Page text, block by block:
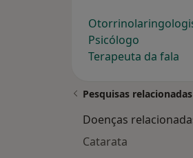
Psicólogo
Terapeuta da fala
Pesquisas relacionadas
Doenças
Catarata